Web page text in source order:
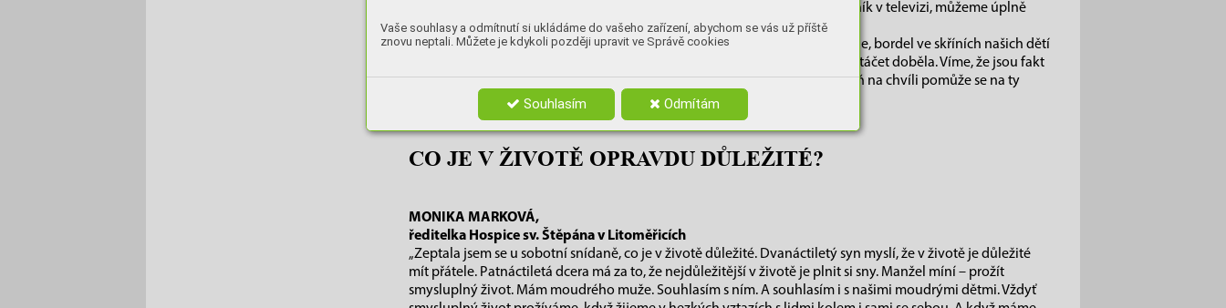
Vaše souhlasy a odmítnutí si ukládáme do vašeho zařízení, abychom se vás už příště
znovu neptali. Můžete je kdykoli později upravit ve Správě cookies
Souhlasím Odmítám
v hrubém průměru, a když spolužák z vysoké Franta vystupuje jako odborník v televizi, můžeme úplně
ztratit pocit, že jsme to „někam dotáhli“. A tak je to se vším.
Někde vzadu v hlavě víme úplně přesně, že nesmetené drobečky na stole, bordel ve skříních našich dětí
a prasklé dlaždičky v koupelně nejsou věci, nad kterými bychom se měli vytáčet doběla. Víme, že jsou fakt
důležitější záležitosti. Jenže někdy je to těžké. Snad vám tahle anketa aspoň na chvíli pomůže se na ty
pitomé dlaždičky vykašlat…
CO JE V ŽIVOTĚ OPRAVDU DŮLEŽITÉ?
MONIKA MARKOVÁ,
ředitelka Hospice sv. Štěpána v Litoměřicích
„Zeptala jsem se u sobotní snídaně, co je v životě důležité. Dvanáctiletý syn myslí, že v životě je důležité
mít přátele. Patnáctiletá dcera má za to, že nejdůležitější v životě je plnit si sny. Manžel míní – prožít
smysluplný život. Mám moudrého muže. Souhlasím s ním. A souhlasím i s našimi moudrými dětmi. Vždyť